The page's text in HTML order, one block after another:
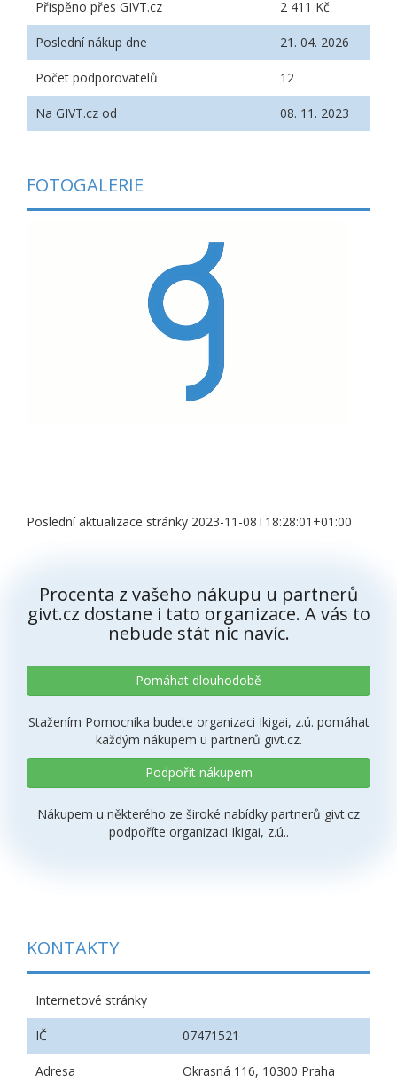
Přispěno přes GIVT.cz 2 411 Kč
Poslední nákup dne 21. 04. 2026
Počet podporovatelů 12
Na GIVT.cz od 08. 11. 2023
FOTOGALERIE
Poslední aktualizace stránky 2023-11-08T18:28:01+01:00
Procenta z vašeho nákupu u partnerů
givt.cz dostane i tato organizace. A vás to
nebude stát nic navíc.
Pomáhat dlouhodobě
Stažením Pomocníka budete organizaci Ikigai, z.ú. pomáhat
každým nákupem u partnerů givt.cz.
Podpořit nákupem
Nákupem u některého ze široké nabídky partnerů givt.cz
podpoříte organizaci Ikigai, z.ú..
KONTAKTY
Internetové stránky
IČ 07471521
Adresa Okrasná 116, 10300 Praha